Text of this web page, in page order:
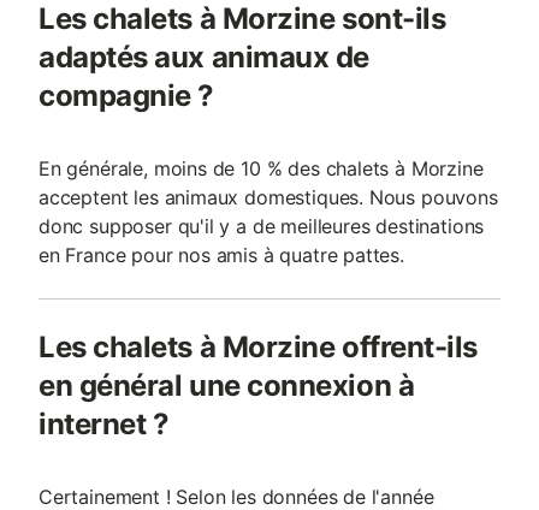
Les chalets à Morzine sont-ils
adaptés aux animaux de
compagnie ?
En générale, moins de 10 % des chalets à Morzine
acceptent les animaux domestiques. Nous pouvons
donc supposer qu'il y a de meilleures destinations
en France pour nos amis à quatre pattes.
Les chalets à Morzine offrent-ils
en général une connexion à
internet ?
Certainement ! Selon les données de l'année